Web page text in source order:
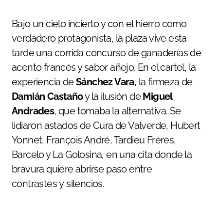
Bajo un cielo incierto y con el hierro como
verdadero protagonista, la plaza vive esta
tarde una corrida concurso de ganaderías de
acento francés y sabor añejo. En el cartel, la
experiencia deSánchez Vara, la firmeza de
Damián Castañoy la ilusión deMiguel
Andrades, que tomaba la alternativa. Se
lidiaron astados de Cura de Valverde, Hubert
Yonnet, François André, Tardieu Frères,
Barcelo y La Golosina, en una cita donde la
bravura quiere abrirse paso entre
contrastes y silencios.